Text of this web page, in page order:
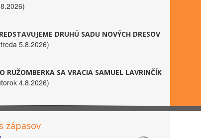
DRUHÚ SADU NOVÝCH DRESOV
5.8.2026)
RUŽOMBERKA SA VRACIA SAMUEL LAVRINČÍK
4.8.2026)
zápasov